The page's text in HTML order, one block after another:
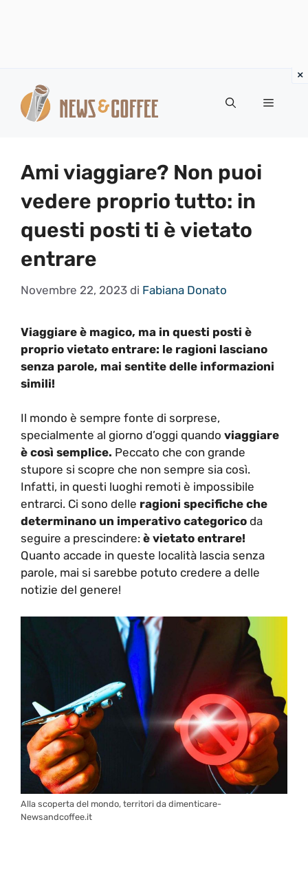
contenuto
Menu
Ami viaggiare? Non puoi
vedere proprio tutto: in
questi posti ti è vietato
entrare
Novembre 22, 2023 di Fabiana Donato
Viaggiare è magico, ma in questi posti è
proprio vietato entrare: le ragioni lasciano
senza parole, mai sentite delle informazioni
simili!
Il mondo è sempre fonte di sorprese,
specialmente al giorno d’oggi quando viaggiare
è così semplice. Peccato che con grande
stupore si scopre che non sempre sia così.
Infatti, in questi luoghi remoti è impossibile
entrarci. Ci sono delle ragioni specifiche che
determinano un imperativo categorico da
seguire a prescindere: è vietato entrare!
Quanto accade in queste località lascia senza
parole, mai si sarebbe potuto credere a delle
notizie del genere!
Alla scoperta del mondo, territori da dimenticare-
Newsandcoffee.it